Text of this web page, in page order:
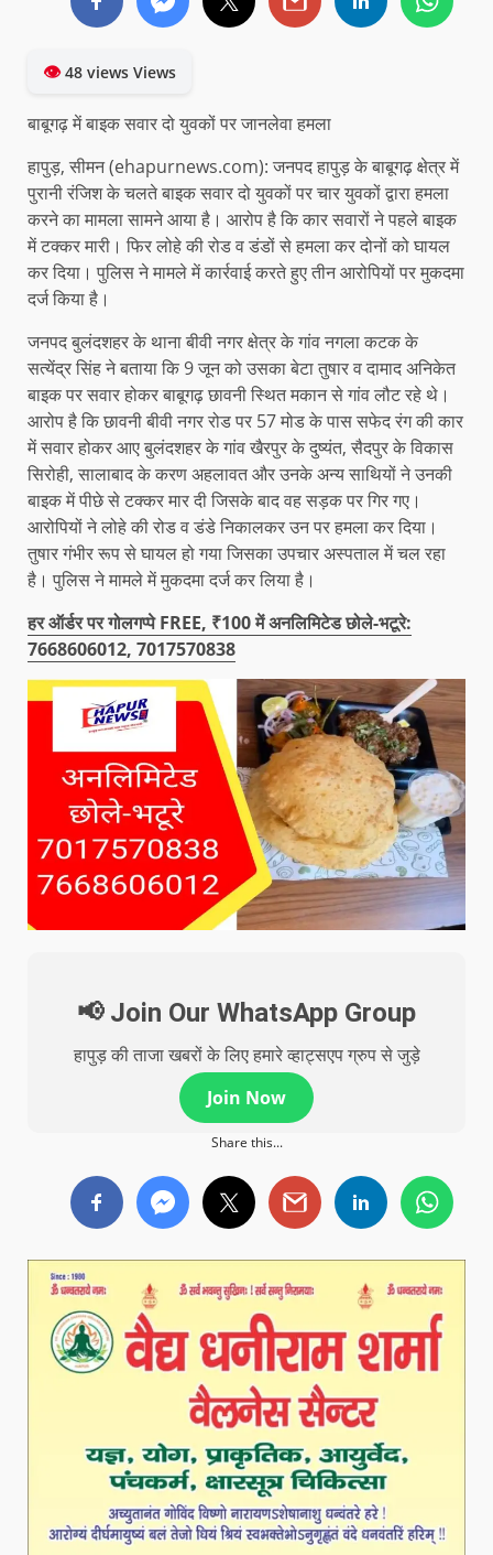
👁48 views Views
बाबूगढ़ में बाइक सवार दो युवकों पर जानलेवा हमला
हापुड़, सीमन (ehapurnews.com): जनपद हापुड़ के बाबूगढ़ क्षेत्र में
पुरानी रंजिश के चलते बाइक सवार दो युवकों पर चार युवकों द्वारा हमला
करने का मामला सामने आया है। आरोप है कि कार सवारों ने पहले बाइक
में टक्कर मारी। फिर लोहे की रोड व डंडों से हमला कर दोनों को घायल
कर दिया। पुलिस ने मामले में कार्रवाई करते हुए तीन आरोपियों पर मुकदमा
दर्ज किया है।
जनपद बुलंदशहर के थाना बीवी नगर क्षेत्र के गांव नगला कटक के
सत्येंद्र सिंह ने बताया कि 9 जून को उसका बेटा तुषार व दामाद अनिकेत
बाइक पर सवार होकर बाबूगढ़ छावनी स्थित मकान से गांव लौट रहे थे।
आरोप है कि छावनी बीवी नगर रोड पर 57 मोड के पास सफेद रंग की कार
में सवार होकर आए बुलंदशहर के गांव खैरपुर के दुष्यंत, सैदपुर के विकास
सिरोही, सालाबाद के करण अहलावत और उनके अन्य साथियों ने उनकी
बाइक में पीछे से टक्कर मार दी जिसके बाद वह सड़क पर गिर गए।
आरोपियों ने लोहे की रोड व डंडे निकालकर उन पर हमला कर दिया।
तुषार गंभीर रूप से घायल हो गया जिसका उपचार अस्पताल में चल रहा
है। पुलिस ने मामले में मुकदमा दर्ज कर लिया है।
हर ऑर्डर पर गोलगप्पे FREE, ₹100 में अनलिमिटेड छोले-भटूरे:
7668606012, 7017570838
📢 Join Our WhatsApp Group
हापुड़ की ताजा खबरों के लिए हमारे व्हाट्सएप ग्रुप से जुड़े
Join Now
Share this...